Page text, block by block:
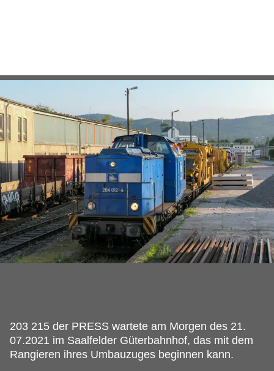
203 215 der PRESS wartete am Morgen des 21.
07.2021 im Saalfelder Güterbahnhof, das mit dem
Rangieren ihres Umbauzuges beginnen kann.